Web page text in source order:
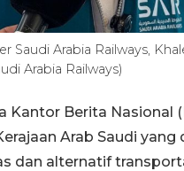
Saudi Arabia Railways,
Arabia Railways)
Kantor Berita Nasional
Arab Saudi
dan alternatif